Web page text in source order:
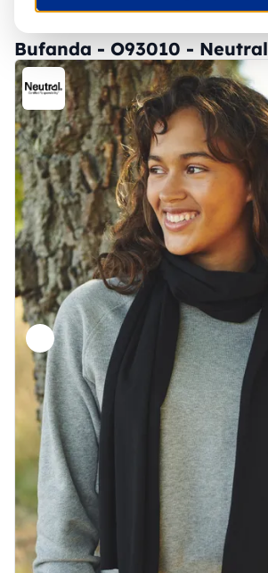
Bufanda - O93010 - Neutral